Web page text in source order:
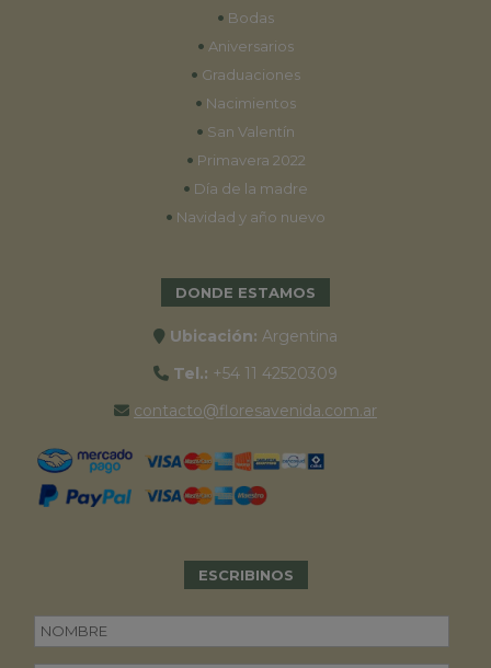
• Bodas
• Aniversarios
• Graduaciones
• Nacimientos
• San Valentín
• Primavera 2022
• Día de la madre
• Navidad y año nuevo
DONDE ESTAMOS
Ubicación: Argentina
Tel.: +54 11 42520309
contacto@floresavenida.com.ar
ESCRIBINOS